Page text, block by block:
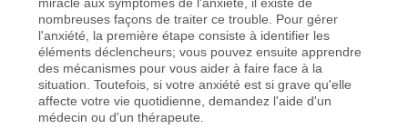
nombreuses façons de traiter ce trouble. Pour gérer
l'anxiété, la première étape consiste à identifier les
éléments déclencheurs; vous pouvez ensuite apprendre
des mécanismes pour vous aider à faire face à la
situation. Toutefois, si votre anxiété est si grave qu'elle
affecte votre vie quotidienne, demandez l'aide d'un
médecin ou d'un thérapeute.